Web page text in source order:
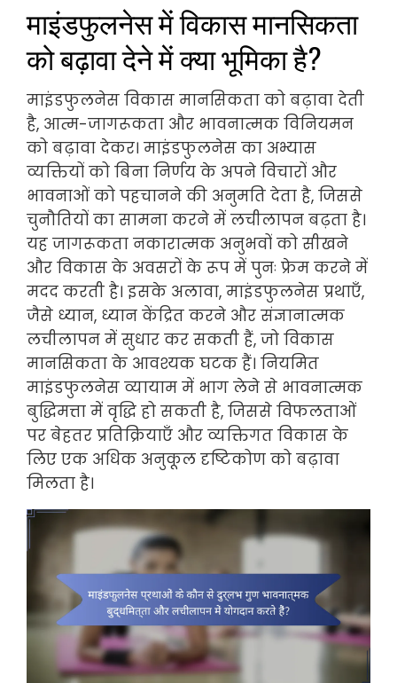
माइंडफुलनेस में विकास मानसिकता
को बढ़ावा देने में क्या भूमिका है?
माइंडफुलनेस विकास मानसिकता को बढ़ावा देती
है, आत्म-जागरूकता और भावनात्मक विनियमन
को बढ़ावा देकर। माइंडफुलनेस का अभ्यास
व्यक्तियों को बिना निर्णय के अपने विचारों और
भावनाओं को पहचानने की अनुमति देता है, जिससे
चुनौतियों का सामना करने में लचीलापन बढ़ता है।
यह जागरूकता नकारात्मक अनुभवों को सीखने
और विकास के अवसरों के रूप में पुनः फ्रेम करने में
मदद करती है। इसके अलावा, माइंडफुलनेस प्रथाएँ,
जैसे ध्यान, ध्यान केंद्रित करने और संज्ञानात्मक
लचीलापन में सुधार कर सकती हैं, जो विकास
मानसिकता के आवश्यक घटक हैं। नियमित
माइंडफुलनेस व्यायाम में भाग लेने से भावनात्मक
बुद्धिमत्ता में वृद्धि हो सकती है, जिससे विफलताओं
पर बेहतर प्रतिक्रियाएँ और व्यक्तिगत विकास के
लिए एक अधिक अनुकूल दृष्टिकोण को बढ़ावा
मिलता है।